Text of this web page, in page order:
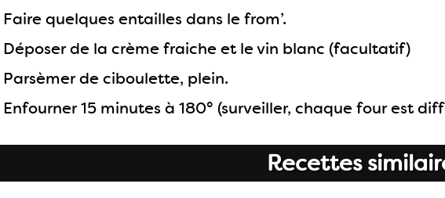
Faire quelques entailles dans le from’.
Déposer de la crème fraiche et le vin blanc (facultatif)
Parsèmer de ciboulette, plein.
Enfourner 15 minutes à 180° (surveiller, chaque four est
Recettes